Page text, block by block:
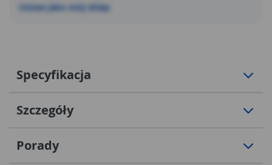
Ustaw jako mój sklep
Specyfikacja
Szczegóły
Porady